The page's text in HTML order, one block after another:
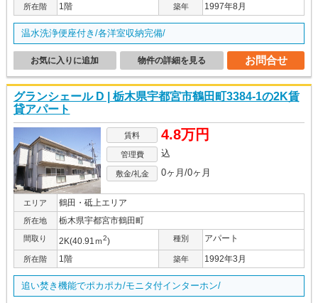
所在階 1階 築年 1997年8月
温水洗浄便座付き/各洋室収納完備/
お問合せ
物件の詳細を見る
お気に入りに追加
グランシェール D | 栃木県宇都宮市鶴田町3384-1の2K賃
貸アパート
賃料 4.8万円
管理費 込
敷金/礼金 0ヶ月/0ヶ月
エリア 鶴田・砥上エリア
所在地 栃木県宇都宮市鶴田町
間取り 2K(40.91ｍ2) 種別 アパート
所在階 1階 築年 1992年3月
追い焚き機能でポカポカ/モニタ付インターホン/